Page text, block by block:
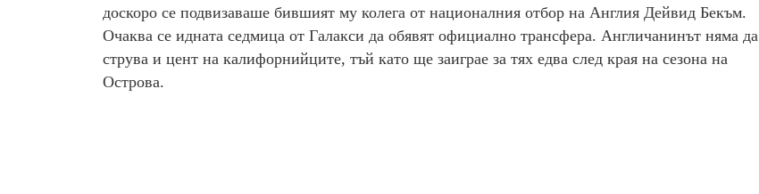
доскоро се подвизаваше бившият му колега от националния отбор на Англия Дейвид Бекъм.
Очаква се идната седмица от Галакси да обявят официално трансфера. Англичанинът няма да
струва и цент на калифорнийците, тъй като ще заиграе за тях едва след края на сезона на
Острова.